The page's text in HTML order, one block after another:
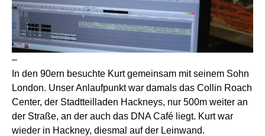
–
In den 90ern besuchte Kurt gemeinsam mit seinem Sohn
London. Unser Anlaufpunkt war damals das Collin Roach
Center, der Stadtteilladen Hackneys, nur 500m weiter an
der Straße, an der auch das DNA Café liegt. Kurt war
wieder in Hackney, diesmal auf der Leinwand.